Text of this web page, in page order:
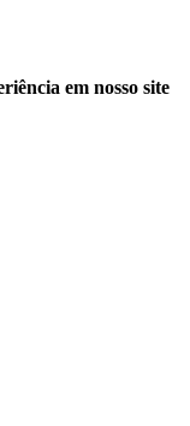
em nosso site